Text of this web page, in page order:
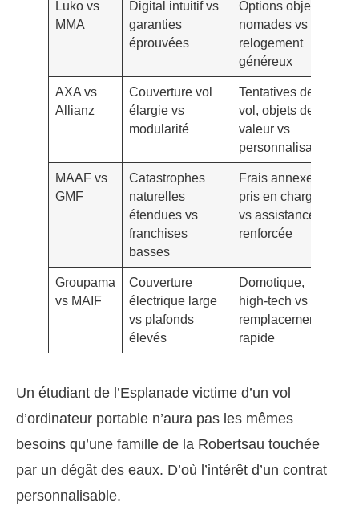
Luko vs
MMA
Digital intuitif vs
garanties
éprouvées
Options objets
nomades vs
relogement
généreux
AXA vs
Allianz
Couverture vol
élargie vs
modularité
Tentatives de
vol, objets de
valeur vs
personnalisation
MAAF vs
GMF
Catastrophes
naturelles
étendues vs
franchises
basses
Frais annexes
pris en charge
vs assistance
renforcée
Groupama
vs MAIF
Couverture
électrique large
vs plafonds
élevés
Domotique,
high-tech vs
remplacement
rapide
Un étudiant de l’Esplanade victime d’un vol
d’ordinateur portable n’aura pas les mêmes
besoins qu’une famille de la Robertsau touchée
par un dégât des eaux. D’où l’intérêt d’un contrat
personnalisable.